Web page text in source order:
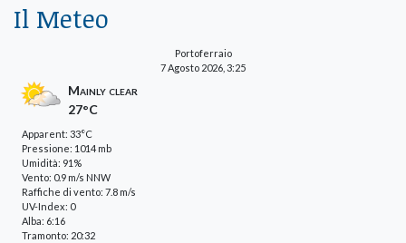
Il Meteo
Portoferraio
7 Agosto 2026, 3:25
Mainly clear
27°C
Apparent: 33°C
Pressione: 1014 mb
Umidità: 91%
Vento: 0.9 m/s NNW
Raffiche di vento: 7.8 m/s
UV-Index: 0
Alba: 6:16
Tramonto: 20:32